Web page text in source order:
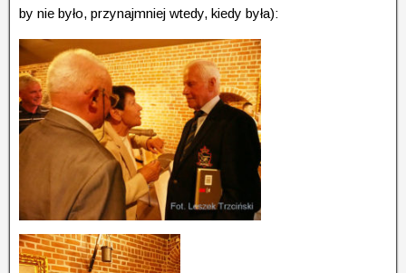
by nie było, przynajmniej wtedy, kiedy była):